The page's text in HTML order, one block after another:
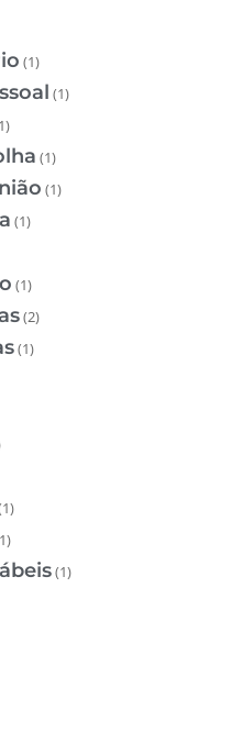
(1)
(1)
(1)
(1)
(1)
(1)
(2)
(1)
(1)